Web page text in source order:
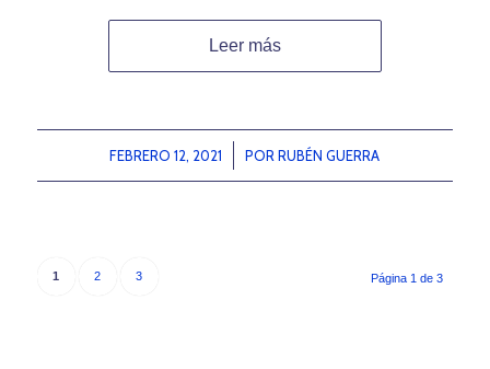
Leer más
FEBRERO 12, 2021
/ PORRUBÉN GUERRA
Página 1 de 3
1 2 3